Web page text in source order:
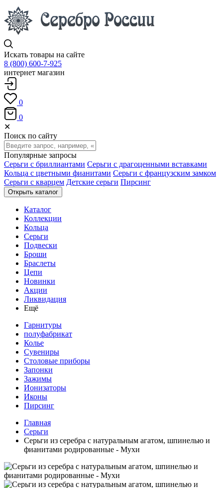
Искать товары на сайте
8 (800) 600-7-925
интернет магазин
0
0
✕
Поиск по сайту
Популярные запросы
Серьги с бриллиантами Серьги с драгоценными вставками
Кольца с цветными фианитами Серьги с французским замком
Серьги с кварцем Детские серьги Пирсинг
Открыть каталог
Каталог
Коллекции
Кольца
Серьги
Подвески
Броши
Браслеты
Цепи
Новинки
Акции
Ликвидация
Ещё
Гарнитуры
полуфабрикат
Колье
Сувениры
Столовые приборы
Запонки
Зажимы
Ионизаторы
Иконы
Пирсинг
Главная
Серьги
Серьги из серебра с натуральным агатом, шпинелью и
фианитами родированные - Мухи